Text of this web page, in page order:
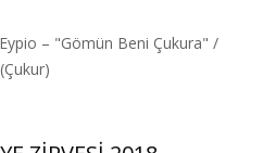
– "Gömün Beni Çukura" /